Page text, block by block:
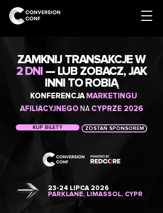
ZAMKNIJ TRANSAKCJE W
2 DNI
— LUB ZOBACZ, JAK
INNI TO ROBIĄ
KONFERENCJA MARKETINGU
AFILIACYJNEGO NA CYPRZE 2026
KUP BILETY ZOSTAŃ SPONSOREM
23-24 LIPCA 2026
PARKLANE, LIMASSOL, CYPR